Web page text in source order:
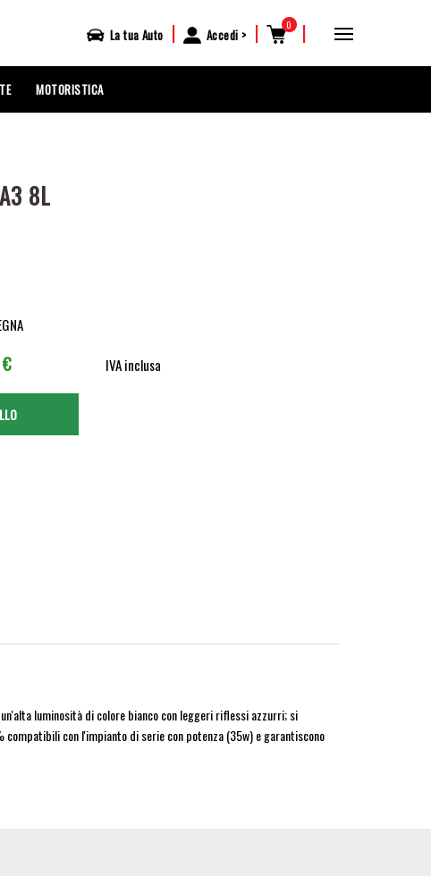
La tua Auto | Accedi | 0 |
MOTORISTICA
8L
IVA inclusa
luminosità di colore bianco con leggeri riflessi azzurri; si
con l'impianto di serie con potenza (35w) e garantiscono